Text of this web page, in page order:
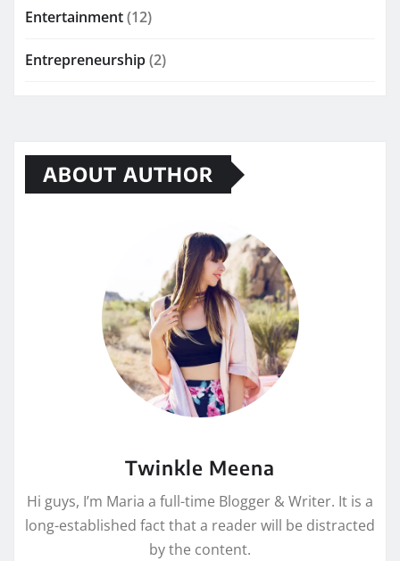
Entertainment(12)
Entrepreneurship(2)
ABOUT AUTHOR
Twinkle Meena
Hi guys, I’m Maria a full-time Blogger & Writer. It is a
long-established fact that a reader will be distracted
by the content.